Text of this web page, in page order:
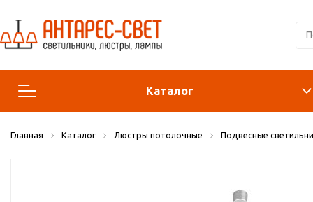
Каталог
Люстры и подвесы
Главная Каталог Люстры потолочные Подвесные